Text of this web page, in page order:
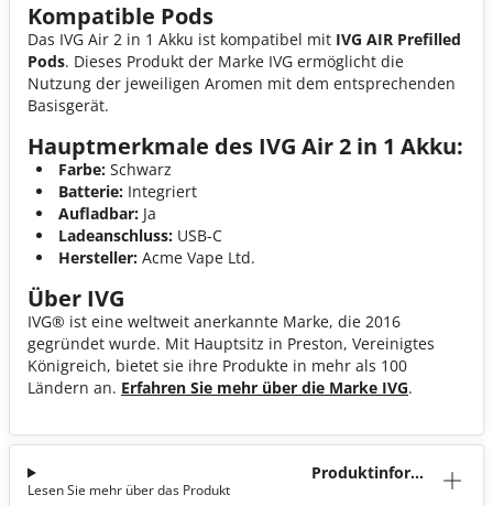
Kompatible Pods
Das IVG Air 2 in 1 Akku ist kompatibel mit IVG AIR Prefilled
Pods. Dieses Produkt der Marke IVG ermöglicht die
Nutzung der jeweiligen Aromen mit dem entsprechenden
Basisgerät.
Hauptmerkmale des IVG Air 2 in 1 Akku:
Farbe: Schwarz
Batterie: Integriert
Aufladbar: Ja
Ladeanschluss: USB-C
Hersteller: Acme Vape Ltd.
Über IVG
IVG® ist eine weltweit anerkannte Marke, die 2016
gegründet wurde. Mit Hauptsitz in Preston, Vereinigtes
Königreich, bietet sie ihre Produkte in mehr als 100
Ländern an. Erfahren Sie mehr über die Marke IVG.
Produktinforma
Lesen Sie mehr über das Produkt